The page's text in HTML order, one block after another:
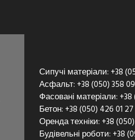
Сипучі матеріали: +38
Асфальт: +38 (050) 358
Фасовані матеріали: +38
Бетон: +38 (050) 426 01 27
Оренда техніки: +38
Будівельні роботи: +38